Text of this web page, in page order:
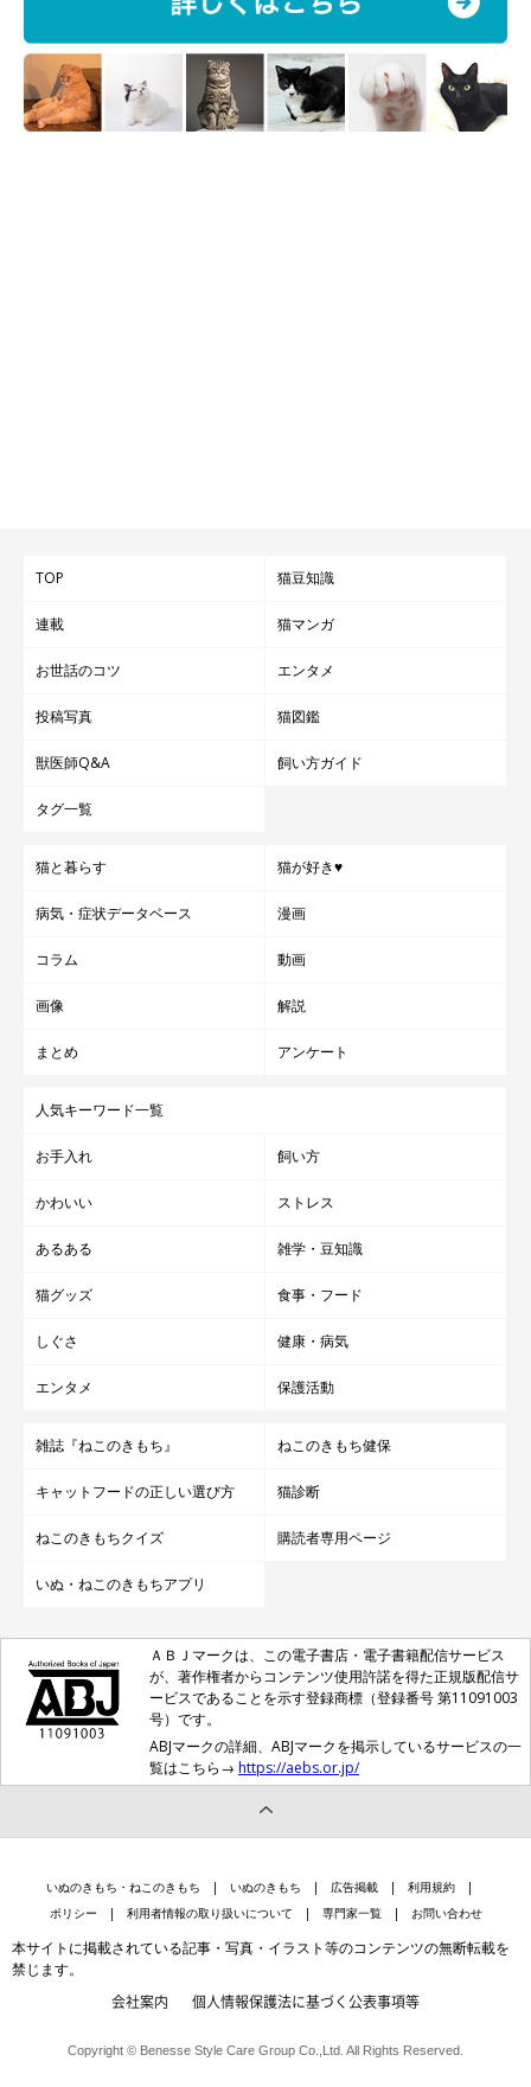
TOP 猫豆知識
連載 猫マンガ
お世話のコツ エンタメ
投稿写真 猫図鑑
獣医師Q&A 飼い方ガイド
タグ一覧
猫と暮らす 猫が好き♥
病気・症状データベース 漫画
コラム 動画
画像 解説
まとめ アンケート
人気キーワード一覧
お手入れ 飼い方
かわいい ストレス
あるある 雑学・豆知識
猫グッズ 食事・フード
しぐさ 健康・病気
エンタメ 保護活動
雑誌『ねこのきもち』 ねこのきもち健保
キャットフードの正しい選び方 猫診断
ねこのきもちクイズ 購読者専用ページ
いぬ・ねこのきもちアプリ
ＡＢＪマークは、この電子書店・電子書籍配信サービス
が、著作権者からコンテンツ使用許諾を得た正規版配信サ
ービスであることを示す登録商標（登録番号 第11091003
号）です。
ABJマークの詳細、ABJマークを掲示しているサービスの一
覧はこちら→ https://aebs.or.jp/
いぬのきもち・ねこのきもち いぬのきもち 広告掲載
利用規約
ポリシー
利用者情報の取り扱いについて 専門家一覧 お問い合わせ
本サイトに掲載されている記事・写真・イラスト等のコンテンツの無断転載を
禁じます。
会社案内 個人情報保護法に基づく公表事項等
Copyright © Benesse Style Care Group Co.,Ltd. All Rights Reserved.